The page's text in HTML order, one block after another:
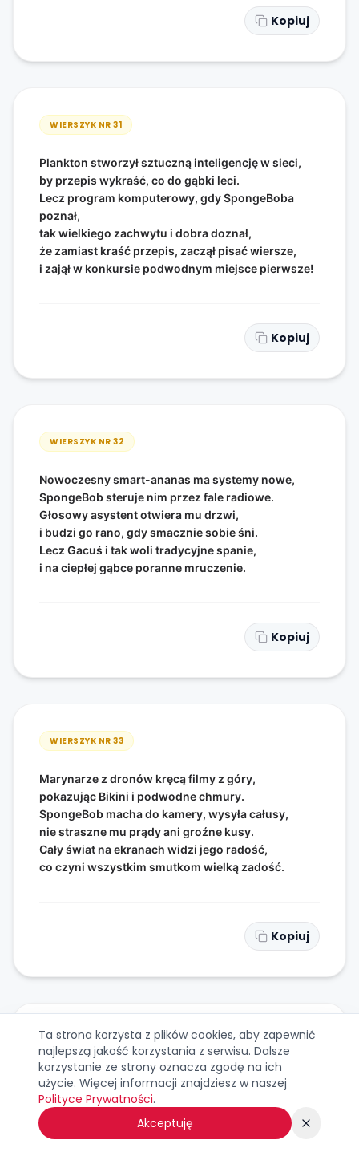
Kopiuj
WIERSZYK NR 31
Plankton stworzył sztuczną inteligencję w sieci,
by przepis wykraść, co do gąbki leci.
Lecz program komputerowy, gdy SpongeBoba
poznał,
tak wielkiego zachwytu i dobra doznał,
że zamiast kraść przepis, zaczął pisać wiersze,
i zajął w konkursie podwodnym miejsce pierwsze!
Kopiuj
WIERSZYK NR 32
Nowoczesny smart-ananas ma systemy nowe,
SpongeBob steruje nim przez fale radiowe.
Głosowy asystent otwiera mu drzwi,
i budzi go rano, gdy smacznie sobie śni.
Lecz Gacuś i tak woli tradycyjne spanie,
i na ciepłej gąbce poranne mruczenie.
Kopiuj
WIERSZYK NR 33
Marynarze z dronów kręcą filmy z góry,
pokazując Bikini i podwodne chmury.
SpongeBob macha do kamery, wysyła całusy,
nie straszne mu prądy ani groźne kusy.
Cały świat na ekranach widzi jego radość,
co czyni wszystkim smutkom wielką zadość.
Kopiuj
WIERSZYK NR 34
Smażenie burgerów na indukcyjnej płycie,
to dla Pana Kraba nowoczesne życie.
Lecz SpongeBob wciąż woli stary, dobry grill,
by z zapachu potraw cieszyć się w każdej z chwil.
Ta strona korzysta z plików cookies, aby zapewnić
najlepszą jakość korzystania z serwisu. Dalsze
korzystanie ze strony oznacza zgodę na ich
użycie. Więcej informacji znajdziesz w naszej
Polityce Prywatności.
Akceptuję